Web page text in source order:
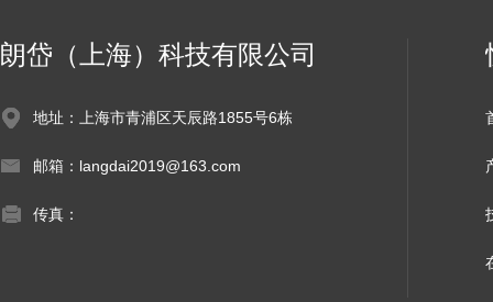
朗岱（上海）科技有限公司
地址：上海市青浦区天辰路1855号6栋
邮箱：langdai2019@163.com
传真：